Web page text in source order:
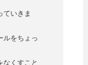
ていきま
ルをちょっ
なくすこと